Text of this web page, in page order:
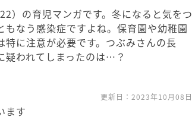
）の育児マンガです。冬になると気をつ
なう感染症ですよね。保育園や幼稚園
に注意が必要です。つぶみさんの長
疑われてしまったのは…？
更新日： 2023年10月08日
ます